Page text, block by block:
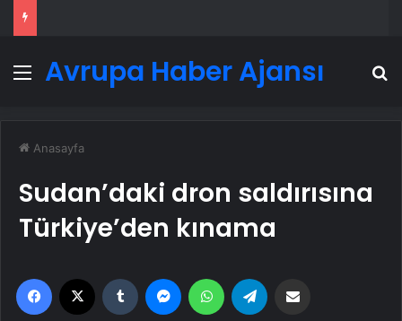
Menü
Avrupa Haber Ajansı
Anasayfa
Sudan’daki dron saldırısına
Türkiye’den kınama
Facebook Tumblr MessengerWhatsApp